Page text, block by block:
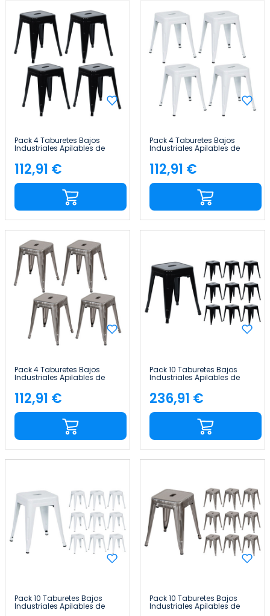
Pack 4 Taburetes Bajos
Industriales Apilables de
Acero 38x38x46cm Thinia
Home
Precio
112,91 €
Pack 4 Taburetes Bajos
Industriales Apilables de
Acero 38x38x46cm Thinia
Home
Precio
112,91 €
Pack 4 Taburetes Bajos
Industriales Apilables de
Acero 38x38x46cm Thinia
Home
Precio
112,91 €
Pack 10 Taburetes Bajos
Industriales Apilables de
Acero 38x38x46cm Thinia
Home
Precio
236,91 €
Pack 10 Taburetes Bajos
Industriales Apilables de
Pack 10 Taburetes Bajos
Industriales Apilables de